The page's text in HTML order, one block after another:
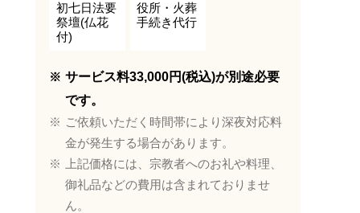
初七日法要
祭壇(仏花
付)
役所・火葬
手続き代行
サービス料33,000円(税込)が別途必要
です。
ご依頼いただく時間帯により深夜対応料
金が発生する場合があります。
上記価格には、宗教者へのお礼や料理、
御礼品などの費用は含まれておりませ
ん。